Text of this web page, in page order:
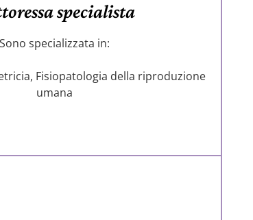
specialista
Sono specializzata in:
Fisiopatologia della riproduzione
umana